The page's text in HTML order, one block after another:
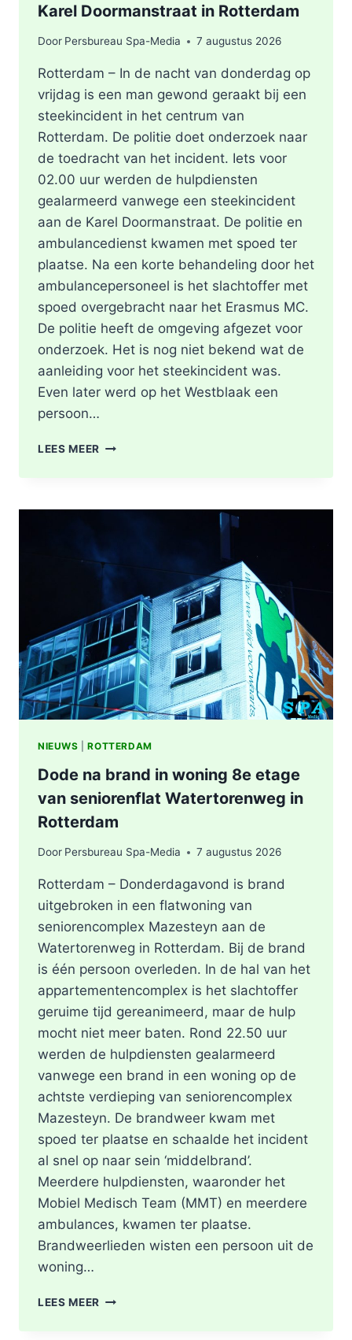
Karel Doormanstraat in Rotterdam
Door Persbureau Spa-Media 7 augustus 2026
Rotterdam – In de nacht van donderdag op
vrijdag is een man gewond geraakt bij een
steekincident in het centrum van
Rotterdam. De politie doet onderzoek naar
de toedracht van het incident. Iets voor
02.00 uur werden de hulpdiensten
gealarmeerd vanwege een steekincident
aan de Karel Doormanstraat. De politie en
ambulancedienst kwamen met spoed ter
plaatse. Na een korte behandeling door het
ambulancepersoneel is het slachtoffer met
spoed overgebracht naar het Erasmus MC.
De politie heeft de omgeving afgezet voor
onderzoek. Het is nog niet bekend wat de
aanleiding voor het steekincident was.
Even later werd op het Westblaak een
persoon…
LEES MEER POLITIE
STEEKINCIDENT
KAREL
DOORMANSTRAAT
ROTTERDAM
NIEUWS |ROTTERDAM
Dode na brand in woning 8e etage
van seniorenflat Watertorenweg in
Rotterdam
Door Persbureau Spa-Media 7 augustus 2026
Rotterdam – Donderdagavond is brand
uitgebroken in een flatwoning van
seniorencomplex Mazesteyn aan de
Watertorenweg in Rotterdam. Bij de brand
is één persoon overleden. In de hal van het
appartementencomplex is het slachtoffer
geruime tijd gereanimeerd, maar de hulp
mocht niet meer baten. Rond 22.50 uur
werden de hulpdiensten gealarmeerd
vanwege een brand in een woning op de
achtste verdieping van seniorencomplex
Mazesteyn. De brandweer kwam met
spoed ter plaatse en schaalde het incident
al snel op naar sein ‘middelbrand’.
Meerdere hulpdiensten, waaronder het
Mobiel Medisch Team (MMT) en meerdere
ambulances, kwamen ter plaatse.
Brandweerlieden wisten een persoon uit de
woning…
LEES MEER DODE